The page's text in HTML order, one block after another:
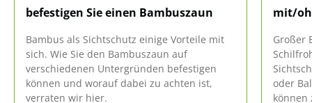
befestigen Sie einen Bambuszaun
Bambus als Sichtschutz einige Vorteile mit
sich. Wie Sie den Bambuszaun auf
verschiedenen Untergründen befestigen
können und worauf dabei zu achten ist,
verraten wir hier.
mit/
Großer
oder
können